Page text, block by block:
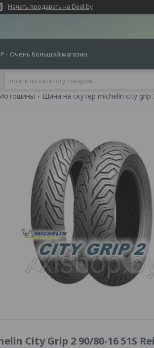
Начать продавать на Deal.by
- Очень большой магазин.
Шина на скутер michelin city
City Grip 2 90/80-16 51S